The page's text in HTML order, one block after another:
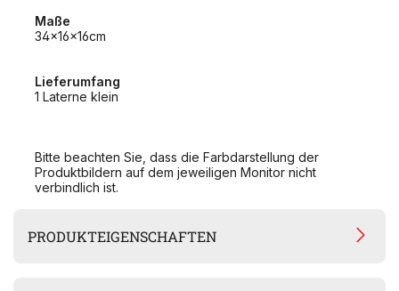
Maße
34x16x16cm
Lieferumfang
1 Laterne klein
Bitte beachten Sie, dass die Farbdarstellung der
Produktbildern auf dem jeweiligen Monitor nicht
verbindlich ist.
PRODUKTEIGENSCHAFTEN